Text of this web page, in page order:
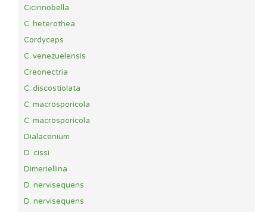
Cicinnobella
C. heterothea
Cordyceps
C. venezuelensis
Creonectria
C. discostiolata
C. macrosporicola
C. macrosporicola
Dialacenium
D. cissi
Dimeriellina
D. nervisequens
D. nervisequens